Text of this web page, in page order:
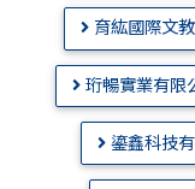
育紘國際文
珩暢實業有限
鎏鑫科技